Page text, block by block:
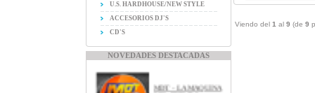
U.S. HARDHOUSE/NEW STYLE
ACCESORIOS DJ'S
CD'S
NOVEDADES DESTACADAS
MDT - LA MAQUINA
DEL TIEMPO
Viendo del 1 al 9 (de 9